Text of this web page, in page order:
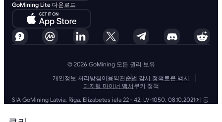
GoMining Lite 다운로드
© 2026 GoMining 모든 권리 보유
개인정보 처리방침 이용약관준법 감시 정책 토큰 백서
디지털 마이너 백서 쿠키 정책
SIA GoMining Latvia, Rīga, Elizabetes iela 22 - 42, LV-1050, 08.10.2021에 등